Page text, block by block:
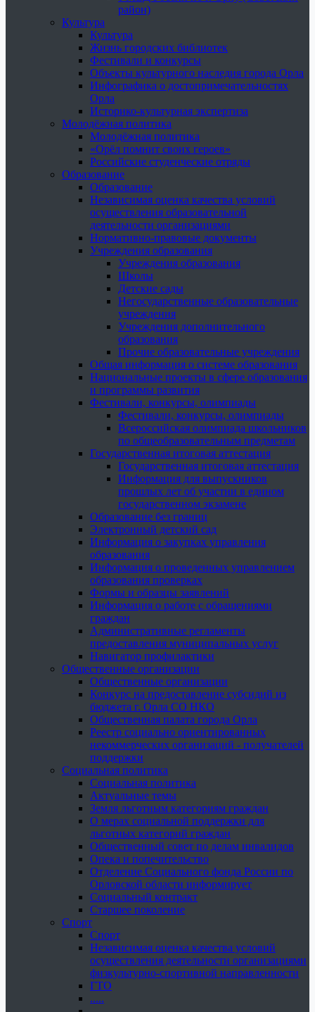
район)
Культура
Культура
Жизнь городских библиотек
Фестивали и конкурсы
Объекты культурного наследия города Орла
Инфографика о достопримечательностях
Орла
Историко-культурная экспертиза
Молодёжная политика
Молодёжная политика
«Орёл помнит своих героев»
Российские студенческие отряды
Образование
Образование
Независимая оценка качества условий
осуществления образовательной
деятельности организациями
Нормативно-правовые документы
Учреждения образования
Учреждения образования
Школы
Детские сады
Негосударственные образовательные
учреждения
Учреждения дополнительного
образования
Прочие образовательные учреждения
Общая информация о системе образования
Национальные проекты в сфере образования
и программы развития
Фестивали, конкурсы, олимпиады
Фестивали, конкурсы, олимпиады
Всероссийская олимпиада школьников
по общеобразовательным предметам
Государственная итоговая аттестация
Государственная итоговая аттестация
Информация для выпускников
прошлых лет об участии в едином
государственном экзамене
Образование без границ
Электронный детский сад
Информация о закупках управления
образования
Информация о проведенных управлением
образования проверках
Формы и образцы заявлений
Информация о работе с обращениями
граждан
Административные регламенты
предоставления муниципальных услуг
Навигатор профилактики
Общественные организации
Общественные организации
Конкурс на предоставление субсидий из
бюджета г. Орла СО НКО
Общественная палата города Орла
Реестр социально ориентированных
некоммерческих организаций - получателей
поддержки
Социальная политика
Социальная политика
Актуальные темы
Земля льготным категориям граждан
О мерах социальной поддержки для
льготных категорий граждан
Общественный совет по делам инвалидов
Опека и попечительство
Отделение Социального фонда России по
Орловской области информирует
Социальный контракт
Старшее поколение
Спорт
Спорт
Независимая оценка качества условий
осуществления деятельности организациями
физкультурно-спортивной направленности
ГТО
.....